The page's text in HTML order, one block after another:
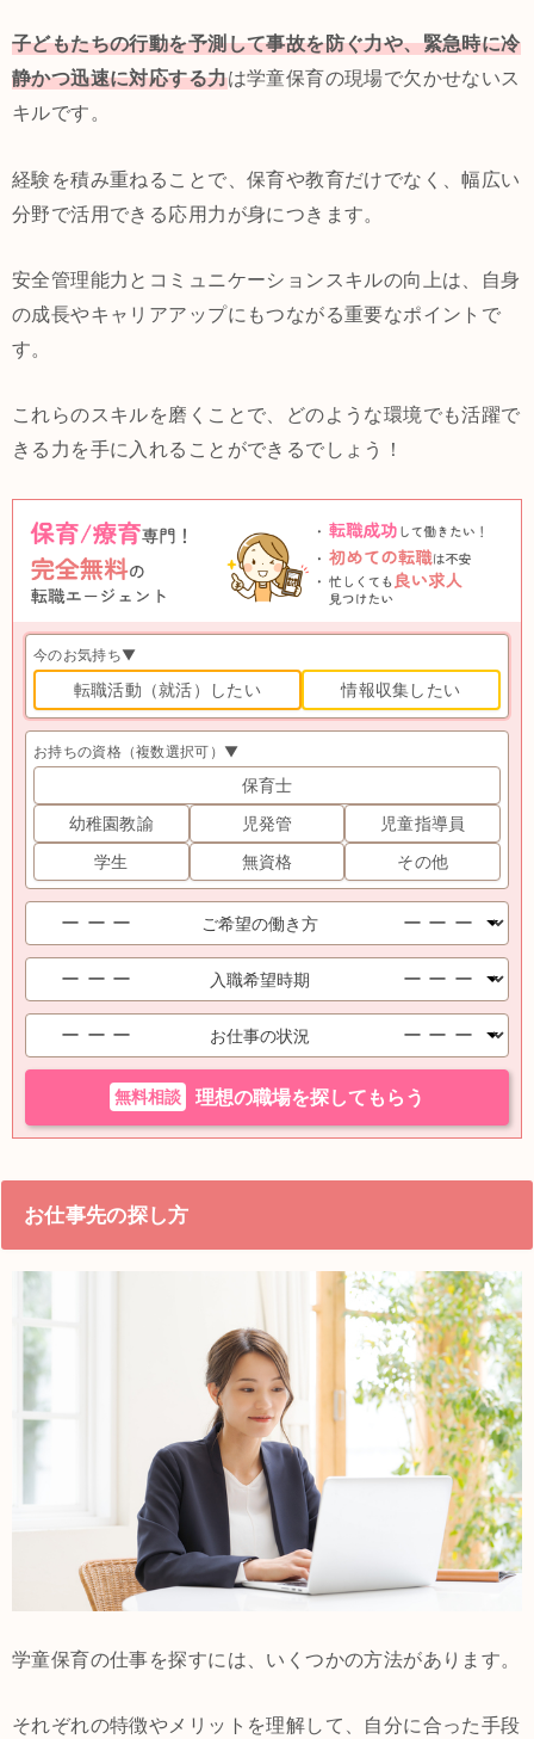
子どもたちの行動を予測して事故を防ぐ力や、緊急時に冷
静かつ迅速に対応する力は学童保育の現場で欠かせないス
キルです。
経験を積み重ねることで、保育や教育だけでなく、幅広い
分野で活用できる応用力が身につきます。
安全管理能力とコミュニケーションスキルの向上は、自身
の成長やキャリアアップにもつながる重要なポイントで
す。
これらのスキルを磨くことで、どのような環境でも活躍で
きる力を手に入れることができるでしょう！
今のお気持ち▼
転職活動（就活）したい 情報収集したい
お持ちの資格（複数選択可）▼
保育士
幼稚園教諭
児発管
児童指導員
学生
無資格 その他
無料相談 理想の職場を探してもらう
お仕事先の探し方
学童保育の仕事を探すには、いくつかの方法があります。
それぞれの特徴やメリットを理解して、自分に合った手段